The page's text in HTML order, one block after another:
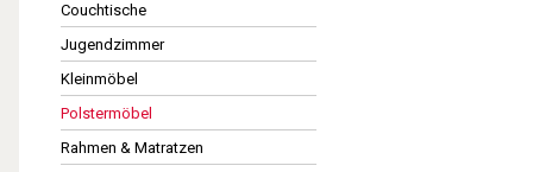
Couchtische
Jugendzimmer
Kleinmöbel
Polstermöbel
Rahmen & Matratzen